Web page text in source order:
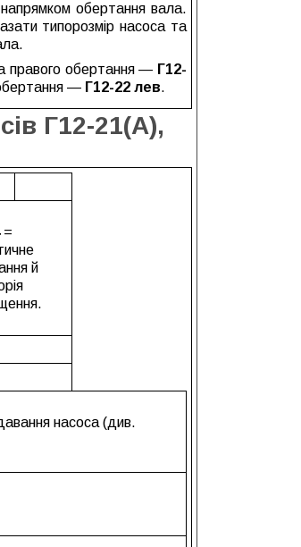
напрямком обертання вала.
типорозмір насоса та
правого обертання — Г12-
— Г12-22 лев.
Г12-21(А),
=
й
насоса (див.